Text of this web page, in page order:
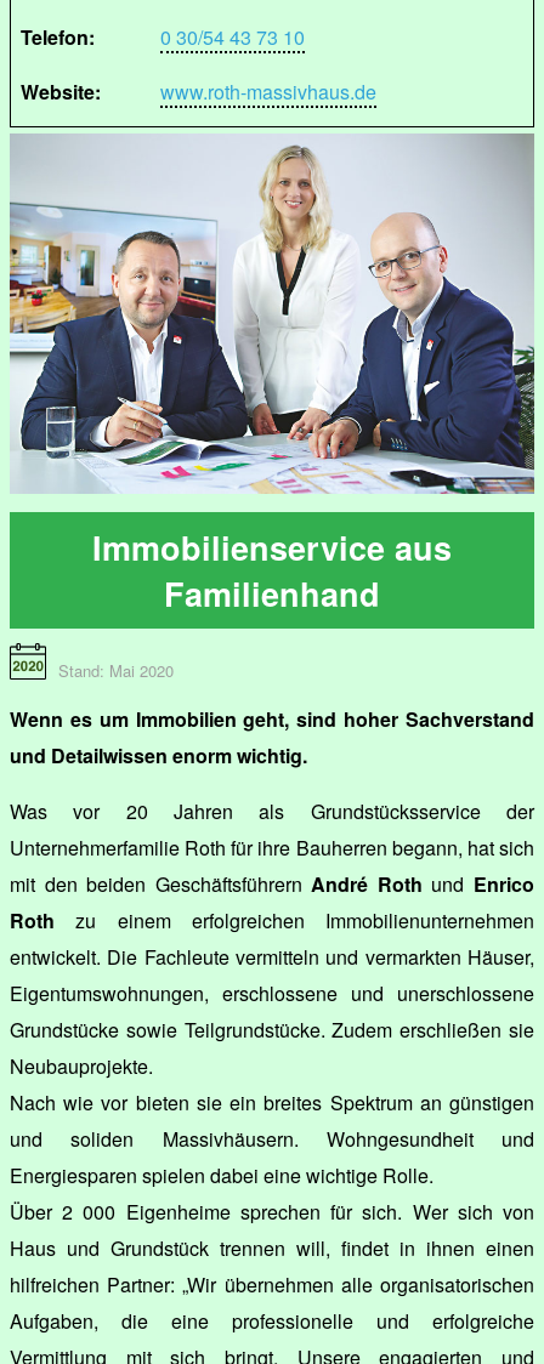
Telefon:
0 30/54 43 73 10
Website:
www.roth-massivhaus.de
Immobilienservice aus
Familienhand
Stand: Mai 2020
Wenn es um Immobilien geht, sind hoher Sachverstand
und Detailwissen enorm wichtig.
Was vor 20 Jahren als Grundstücksservice der
Unternehmerfamilie Roth für ihre Bauherren begann, hat sich
mit den beiden GeschäftsführernAndré Roth und Enrico
Roth zu einem erfolgreichen Immobilienunternehmen
entwickelt. Die Fachleute vermitteln und vermarkten Häuser,
Eigentumswohnungen, erschlossene und unerschlossene
Grundstücke sowie Teilgrundstücke. Zudem erschließen sie
Neubauprojekte.
Nach wie vor bieten sie ein breites Spektrum an günstigen
und soliden Massivhäusern. Wohngesundheit und
Energiesparen spielen dabei eine wichtige Rolle.
Über 2 000 Eigenheime sprechen für sich. Wer sich von
Haus und Grundstück trennen will, findet in ihnen einen
hilfreichen Partner: „Wir übernehmen alle organisatorischen
Aufgaben, die eine professionelle und erfolgreiche
Vermittlung mit sich bringt. Unsere engagierten und